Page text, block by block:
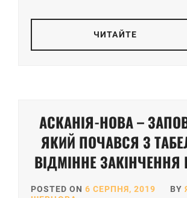
ЧИТАЙТЕ
АСКАНІЯ-НОВА –
ЯКИЙ ПОЧАВСЯ З
ВІДМІННЕ ЗАКІНЧЕННЯ
POSTED ON 6 СЕРПНЯ, 2019 BY